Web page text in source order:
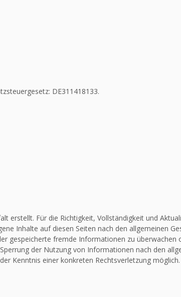
DE311418133.
erstellt. Für die Richtigkeit, Vollständigkeit und
Inhalte auf diesen Seiten nach den allgemeinen
gespeicherte fremde Informationen zu
der Nutzung von Informationen nach den
Kenntnis einer konkreten Rechtsverletzung